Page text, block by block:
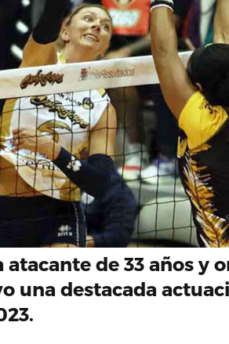
atacante de 33 años y
una destacada